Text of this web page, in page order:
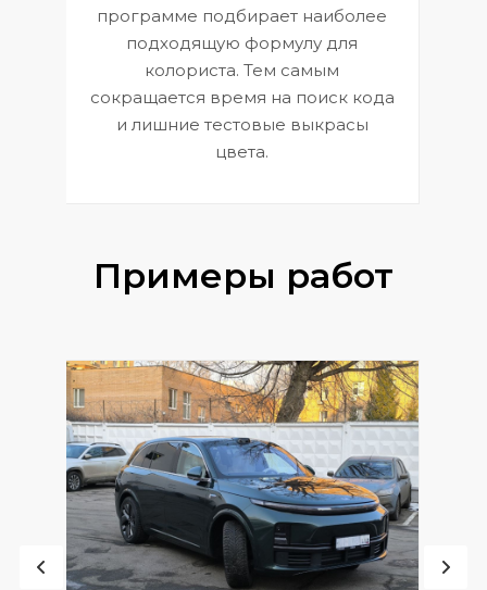
программе подбирает наиболее
подходящую формулу для
колориста. Тем самым
сокращается время на поиск кода
и лишние тестовые выкрасы
цвета.
Примеры работ